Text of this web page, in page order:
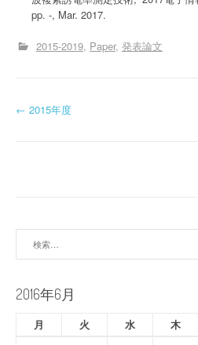
pp. -, Mar. 2017.
2015-2019 Paper 発表論文
投
ゲ
ー
シ
ョ
← 2015年度
2016年6月
月 火 水 木